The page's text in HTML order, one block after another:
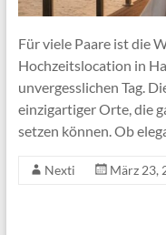
Für viele Paare ist die
Hochzeitslocation in
unvergesslichen Tag.
einzigartiger Orte, die
setzen können. Ob
Nexti März 23,